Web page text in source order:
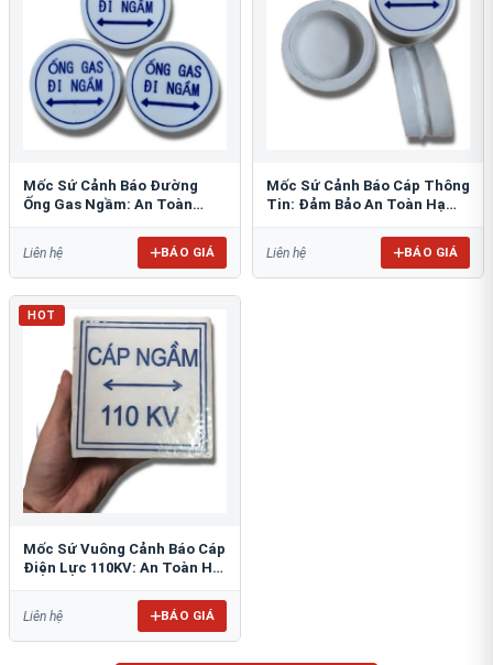
Mốc Sứ Cảnh Báo Đường
Ống Gas Ngầm: An Toàn
Liên hệ BÁO GIÁ
Mốc Sứ Cảnh Báo Cáp Thông
Tin: Đảm Bảo An Toàn Hạ
Liên hệ BÁO GIÁ
HOT
Mốc Sứ Vuông Cảnh Báo Cáp
Điện Lực 110KV: An Toàn Hệ
Liên hệ BÁO GIÁ